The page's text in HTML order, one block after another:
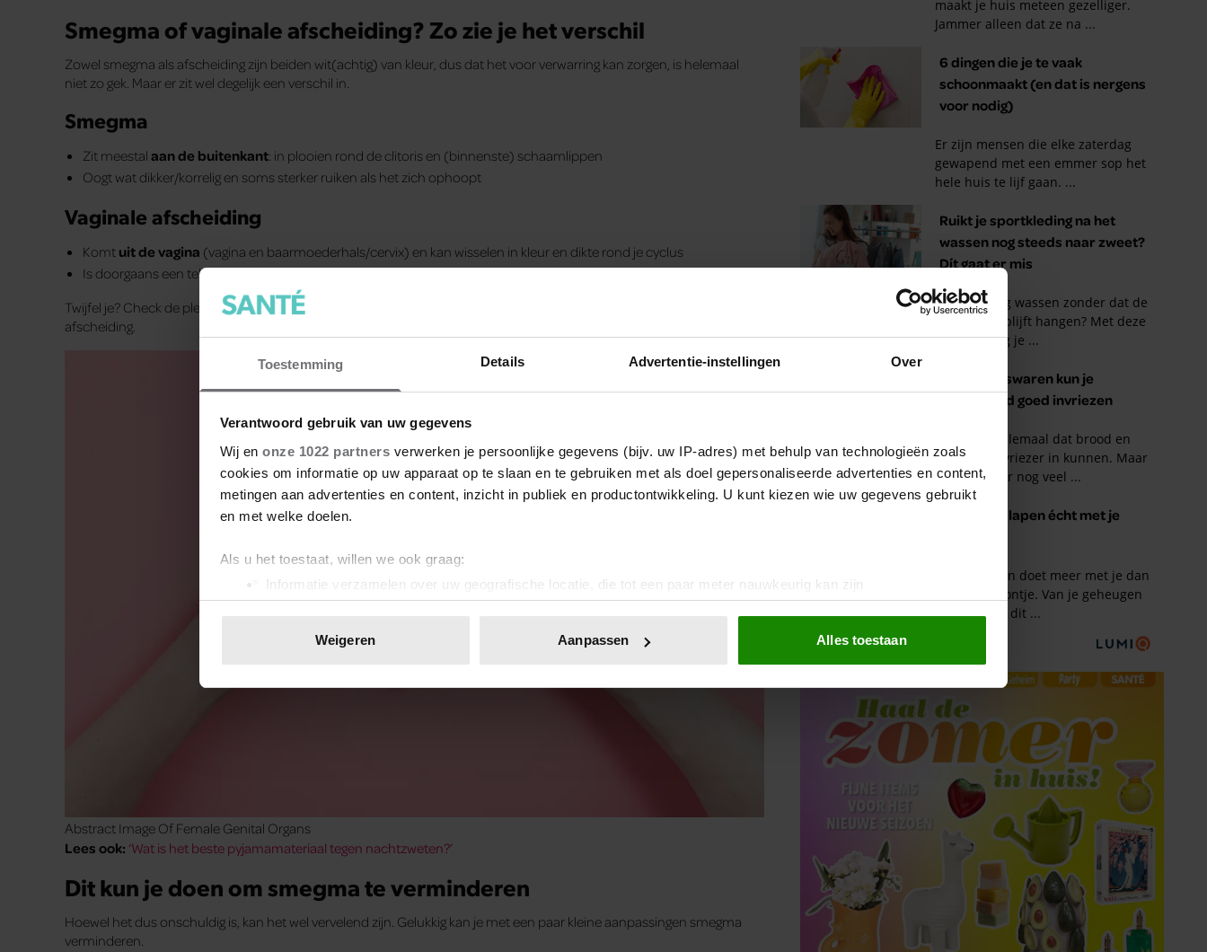
Toestemming Details Advertentie-instellingen Over
Verantwoord gebruik van uw gegevens
Wij en onze 1022 partners verwerken je persoonlijke gegevens (bijv. uw IP-adres) met behulp van technologieën zoals
cookies om informatie op uw apparaat op te slaan en te gebruiken met als doel gepersonaliseerde advertenties en content,
metingen aan advertenties en content, inzicht in publiek en productontwikkeling. U kunt kiezen wie uw gegevens gebruikt
en met welke doelen.
Als u het toestaat, willen we ook graag:
Informatie verzamelen over uw geografische locatie, die tot een paar meter nauwkeurig kan zijn
Uw apparaat identificeren door het actief te scannen op specifieke eigenschappen (fingerprinting)
toestemming op elk moment wijzigen of intrekken in de Cookieverklaring.
websiteverkeer te analyseren. Ook delen we informatie over uw gebruik van onze site met onze partners voor social
media, adverteren en analyse. Deze partners kunnen deze gegevens combineren met andere informatie die u aan ze heeft
verstrekt of die ze hebben verzameld op basis van uw gebruik van hun services. U gaat akkoord met onze cookies als u
Weigeren Aanpassen Alles toestaan
Smegma of vaginale afscheiding? Zo zie je het verschil
Zowel smegma als afscheiding zijn beiden wit(achtig) van kleur, dus dat het voor verwarring kan zorgen, is helemaal
niet zo gek. Maar er zit wel degelijk een verschil in.
Smegma
Zit meestal aan de buitenkant: in plooien rond de clitoris en (binnenste) schaamlippen
Oogt wat dikker/korrelig en soms sterker ruiken als het zich ophoopt
Vaginale afscheiding
Komt uit de vagina (vagina en baarmoederhals/cervix) en kan wisselen in kleur en dikte rond je cyclus
Is doorgaans een teken van een gezonde vagina en helpt om alles schoon en in balans te houden
Twijfel je? Check de plek: bevindt het zich in huidplooien, dan wijst het eerder op smegma, en uit de vagina is eerder
afscheiding.
Abstract Image Of Female Genital Organs
Lees ook: ‘Wat is het beste pyjamamateriaal tegen nachtzweten?’
Dit kun je doen om smegma te verminderen
Hoewel het dus onschuldig is, kan het wel vervelend zijn. Gelukkig kan je met een paar kleine aanpassingen smegma
verminderen.